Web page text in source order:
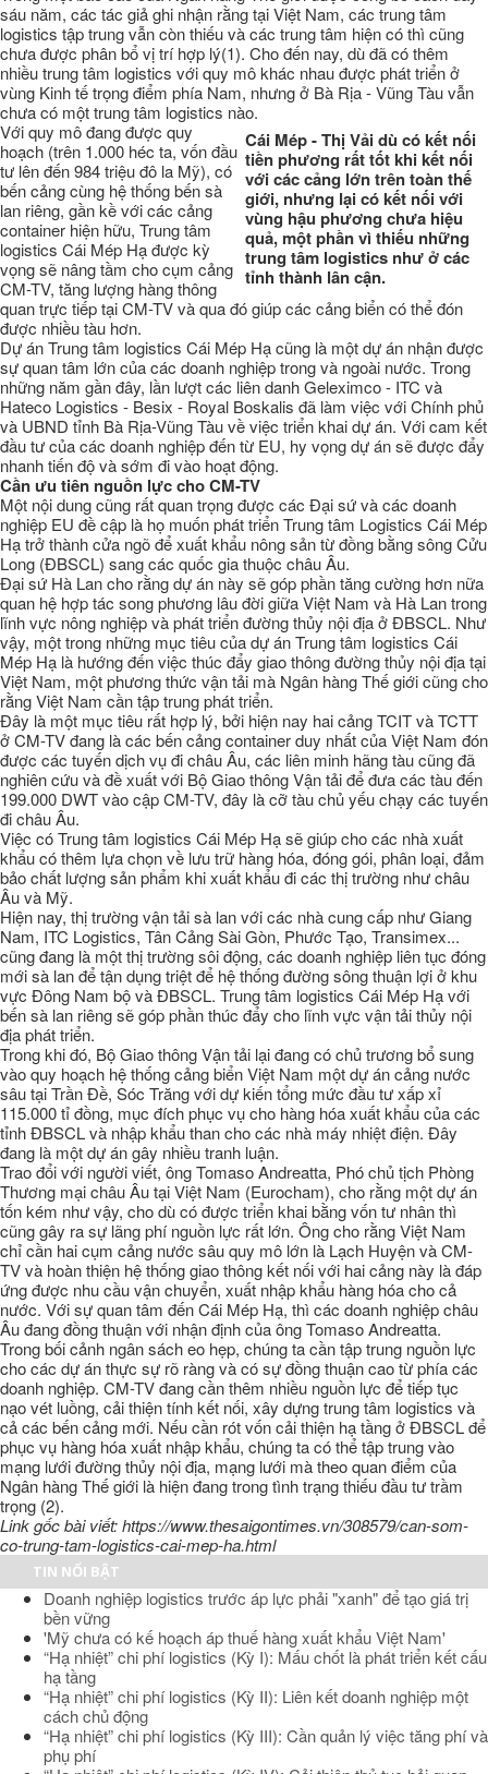
sáu năm, các tác giả ghi nhận rằng tại Việt Nam, các trung tâm
logistics tập trung vẫn còn thiếu và các trung tâm hiện có thì cũng
chưa được phân bổ vị trí hợp lý(1). Cho đến nay, dù đã có thêm
nhiều trung tâm logistics với quy mô khác nhau được phát triển ở
vùng Kinh tế trọng điểm phía Nam, nhưng ở Bà Rịa - Vũng Tàu vẫn
chưa có một trung tâm logistics nào.
Cái Mép - Thị Vải dù có kết nối
tiền phương rất tốt khi kết nối
với các cảng lớn trên toàn thế
giới, nhưng lại có kết nối với
vùng hậu phương chưa hiệu
quả, một phần vì thiếu những
trung tâm logistics như ở các
tỉnh thành lân cận.
Với quy mô đang được quy
hoạch (trên 1.000 héc ta, vốn đầu
tư lên đến 984 triệu đô la Mỹ), có
bến cảng cùng hệ thống bến sà
lan riêng, gần kề với các cảng
container hiện hữu, Trung tâm
logistics Cái Mép Hạ được kỳ
vọng sẽ nâng tầm cho cụm cảng
CM-TV, tăng lượng hàng thông
quan trực tiếp tại CM-TV và qua đó giúp các cảng biển có thể đón
được nhiều tàu hơn.
Dự án Trung tâm logistics Cái Mép Hạ cũng là một dự án nhận được
sự quan tâm lớn của các doanh nghiệp trong và ngoài nước. Trong
những năm gần đây, lần lượt các liên danh Geleximco - ITC và
Hateco Logistics - Besix - Royal Boskalis đã làm việc với Chính phủ
và UBND tỉnh Bà Rịa-Vũng Tàu về việc triển khai dự án. Với cam kết
đầu tư của các doanh nghiệp đến từ EU, hy vọng dự án sẽ được đẩy
nhanh tiến độ và sớm đi vào hoạt động.
Cần ưu tiên nguồn lực cho CM-TV
Một nội dung cũng rất quan trọng được các Đại sứ và các doanh
nghiệp EU đề cập là họ muốn phát triển Trung tâm Logistics Cái Mép
Hạ trở thành cửa ngõ để xuất khẩu nông sản từ đồng bằng sông Cửu
Long (ĐBSCL) sang các quốc gia thuộc châu Âu.
Đại sứ Hà Lan cho rằng dự án này sẽ góp phần tăng cường hơn nữa
quan hệ hợp tác song phương lâu đời giữa Việt Nam và Hà Lan trong
lĩnh vực nông nghiệp và phát triển đường thủy nội địa ở ĐBSCL. Như
vậy, một trong những mục tiêu của dự án Trung tâm logistics Cái
Mép Hạ là hướng đến việc thúc đẩy giao thông đường thủy nội địa tại
Việt Nam, một phương thức vận tải mà Ngân hàng Thế giới cũng cho
rằng Việt Nam cần tập trung phát triển.
Đây là một mục tiêu rất hợp lý, bởi hiện nay hai cảng TCIT và TCTT
ở CM-TV đang là các bến cảng container duy nhất của Việt Nam đón
được các tuyến dịch vụ đi châu Âu, các liên minh hãng tàu cũng đã
nghiên cứu và đề xuất với Bộ Giao thông Vận tải để đưa các tàu đến
199.000 DWT vào cập CM-TV, đây là cỡ tàu chủ yếu chạy các tuyến
đi châu Âu.
Việc có Trung tâm logistics Cái Mép Hạ sẽ giúp cho các nhà xuất
khẩu có thêm lựa chọn về lưu trữ hàng hóa, đóng gói, phân loại, đảm
bảo chất lượng sản phẩm khi xuất khẩu đi các thị trường như châu
Âu và Mỹ.
Hiện nay, thị trường vận tải sà lan với các nhà cung cấp như Giang
Nam, ITC Logistics, Tân Cảng Sài Gòn, Phước Tạo, Transimex...
cũng đang là một thị trường sôi động, các doanh nghiệp liên tục đóng
mới sà lan để tận dụng triệt để hệ thống đường sông thuận lợi ở khu
vực Đông Nam bộ và ĐBSCL. Trung tâm logistics Cái Mép Hạ với
bến sà lan riêng sẽ góp phần thúc đẩy cho lĩnh vực vận tải thủy nội
địa phát triển.
Trong khi đó, Bộ Giao thông Vận tải lại đang có chủ trương bổ sung
vào quy hoạch hệ thống cảng biển Việt Nam một dự án cảng nước
sâu tại Trần Đề, Sóc Trăng với dự kiến tổng mức đầu tư xấp xỉ
115.000 tỉ đồng, mục đích phục vụ cho hàng hóa xuất khẩu của các
tỉnh ĐBSCL và nhập khẩu than cho các nhà máy nhiệt điện. Đây
đang là một dự án gây nhiều tranh luận.
Trao đổi với người viết, ông Tomaso Andreatta, Phó chủ tịch Phòng
Thương mại châu Âu tại Việt Nam (Eurocham), cho rằng một dự án
tốn kém như vậy, cho dù có được triển khai bằng vốn tư nhân thì
cũng gây ra sự lãng phí nguồn lực rất lớn. Ông cho rằng Việt Nam
chỉ cần hai cụm cảng nước sâu quy mô lớn là Lạch Huyện và CM-
TV và hoàn thiện hệ thống giao thông kết nối với hai cảng này là đáp
ứng được nhu cầu vận chuyển, xuất nhập khẩu hàng hóa cho cả
nước. Với sự quan tâm đến Cái Mép Hạ, thì các doanh nghiệp châu
Âu đang đồng thuận với nhận định của ông Tomaso Andreatta.
Trong bối cảnh ngân sách eo hẹp, chúng ta cần tập trung nguồn lực
cho các dự án thực sự rõ ràng và có sự đồng thuận cao từ phía các
doanh nghiệp. CM-TV đang cần thêm nhiều nguồn lực để tiếp tục
nạo vét luồng, cải thiện tính kết nối, xây dựng trung tâm logistics và
cả các bến cảng mới. Nếu cần rót vốn cải thiện hạ tầng ở ĐBSCL để
phục vụ hàng hóa xuất nhập khẩu, chúng ta có thể tập trung vào
mạng lưới đường thủy nội địa, mạng lưới mà theo quan điểm của
Ngân hàng Thế giới là hiện đang trong tình trạng thiếu đầu tư trầm
trọng (2).
Link gốc bài viết: https://www.thesaigontimes.vn/308579/can-som-
co-trung-tam-logistics-cai-mep-ha.html
TIN NỔI BẬT
Doanh nghiệp logistics trước áp lực phải "xanh" để tạo giá trị
bền vững
'Mỹ chưa có kế hoạch áp thuế hàng xuất khẩu Việt Nam'
“Hạ nhiệt” chi phí logistics (Kỳ I): Mấu chốt là phát triển kết cấu
hạ tầng
“Hạ nhiệt” chi phí logistics (Kỳ II): Liên kết doanh nghiệp một
cách chủ động
“Hạ nhiệt” chi phí logistics (Kỳ III): Cần quản lý việc tăng phí và
phụ phí